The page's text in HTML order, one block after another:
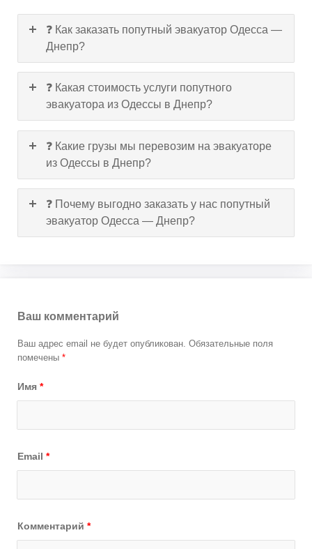
❓ Как заказать попутный эвакуатор Одесса —
Днепр?
❓ Какая стоимость услуги попутного
эвакуатора из Одессы в Днепр?
❓ Какие грузы мы перевозим на эвакуаторе
из Одессы в Днепр?
❓ Почему выгодно заказать у нас попутный
эвакуатор Одесса — Днепр?
Ваш комментарий
Ваш адрес email не будет опубликован. Обязательные поля
помечены *
Имя *
Email *
Комментарий *